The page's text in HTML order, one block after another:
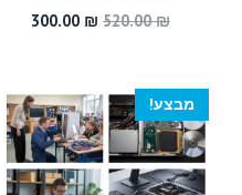
520.00₪
המחיר
520.00 ₪.
300.00 ₪
₪.
מבצע!